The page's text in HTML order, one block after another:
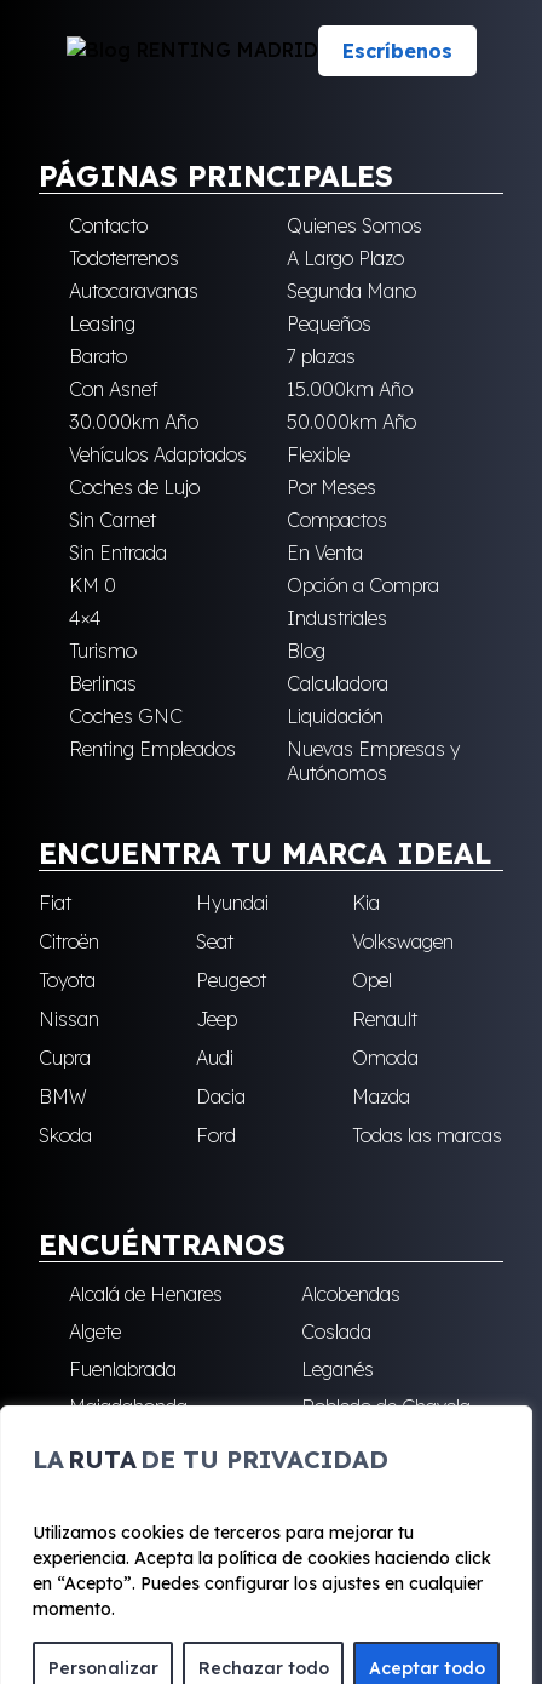
LA RUTA DE TU PRIVACIDAD
Utilizamos cookies de terceros para mejorar tu
experiencia. Acepta la política de cookies haciendo click
en “Acepto”. Puedes configurar los ajustes en cualquier
momento.
Personalizar Rechazar todo Aceptar todo
Escríbenos
PÁGINAS PRINCIPALES
Contacto
Quienes Somos
Todoterrenos
A Largo Plazo
Autocaravanas
Segunda Mano
Leasing
Pequeños
Barato
7 plazas
Con Asnef
15.000km Año
30.000km Año
50.000km Año
Vehículos Adaptados
Flexible
Coches de Lujo
Por Meses
Sin Carnet
Compactos
Sin Entrada
En Venta
KM 0
Opción a Compra
4×4
Industriales
Turismo
Blog
Berlinas
Calculadora
Coches GNC
Liquidación
Renting Empleados
Nuevas Empresas y
Autónomos
ENCUENTRA TU MARCA IDEAL
Fiat Hyundai
Kia
Citroën
Seat
Volkswagen
Toyota
Peugeot
Opel
Nissan
Jeep
Renault
Cupra
Audi
Omoda
BMW
Dacia
Mazda
Skoda
Ford Todas las marcas
ENCUÉNTRANOS
Alcalá de Henares
Alcobendas
Algete
Coslada
Fuenlabrada
Leganés
Majadahonda
Robledo de Chavela
Reyes
© 2020 - 2026 Renting Mad
Aviso legal y Privacidad